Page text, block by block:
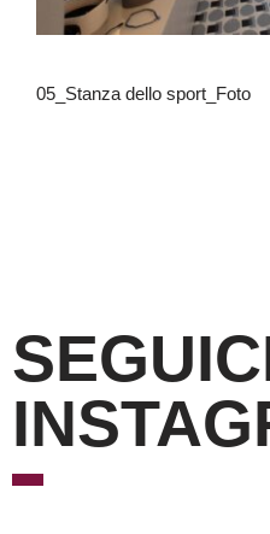
05_Stanza dello sport_Foto